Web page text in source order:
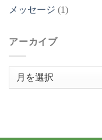
メッセージ (1)
アーカイブ